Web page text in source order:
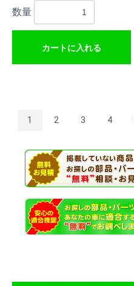
数量
カートに入れる
1 2 3 4